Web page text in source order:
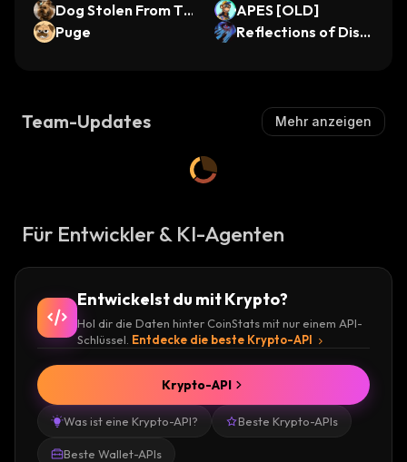
Dog Stolen From Te
sla
APES [OLD]
Puge
Reflections of Diss
Team-Updates Mehr anzeigen
Für Entwickler & KI-Agenten
Entwickelst du mit Krypto?
Hol dir die Daten hinter CoinStats mit nur einem API-
Schlüssel. Entdecke die beste Krypto-API
Was ist eine Krypto-API? Beste Krypto-APIs
Beste Wallet-APIs
Krypto-API